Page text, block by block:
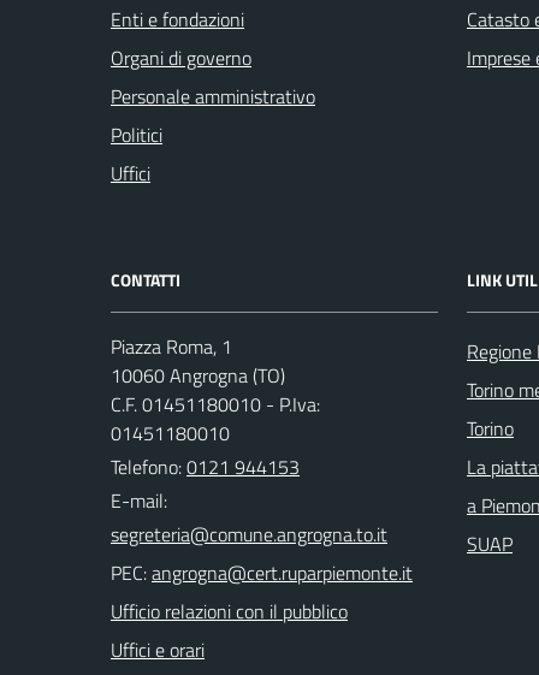
Enti e fondazioni
Organi di governo
Personale amministrativo
Politici
Uffici
Catasto
Imprese
CONTATTI
Piazza Roma, 1
10060 Angrogna (TO)
C.F. 01451180010 - P.Iva:
01451180010
Telefono:0121 944153
E-mail:
PEC:
Ufficio relazioni con il pubblico
Uffici e orari
LINK
Torino
Torino
La
a
SUAP